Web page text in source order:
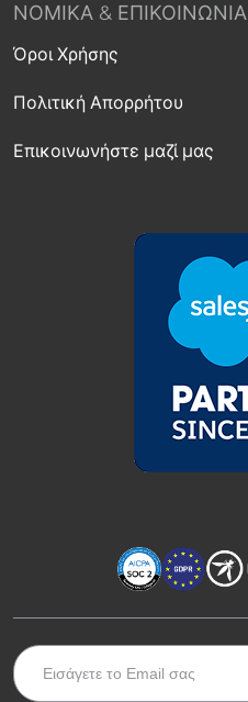
ΝΟΜΙΚΆ & ΕΠΙΚΟΙΝΩΝΊΑ
Όροι Χρήσης
Πολιτική Απορρήτου
Επικοινωνήστε μαζί μας